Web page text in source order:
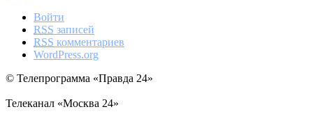
Войти
RSS записей
RSS комментариев
WordPress.org
© Телепрограмма «Правда 24»
Телеканал «Москва 24»